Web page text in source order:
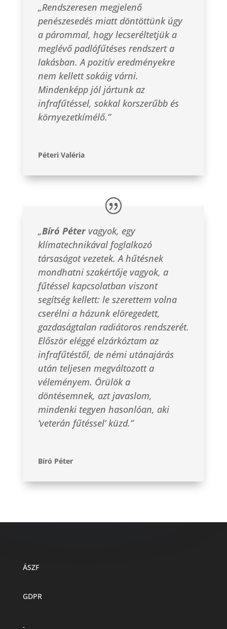
„Rendszeresen megjelenő
penészesedés miatt döntöttünk úgy
a párommal, hogy lecseréltetjük a
meglévő padlófűtéses rendszert a
lakásban. A pozitív eredményekre
nem kellett sokáig várni.
Mindenképp jól jártunk az
infrafűtéssel, sokkal korszerűbb és
környezetkímélő.”
Péteri Valéria
„Bíró Pétervagyok, egy
klímatechnikával foglalkozó
társaságot vezetek. A hűtésnek
mondhatni szakértője vagyok, a
fűtéssel kapcsolatban viszont
segítség kellett: le szerettem volna
cserélni a házunk elöregedett,
gazdaságtalan radiátoros rendszerét.
Először eléggé elzárkóztam az
infrafűtéstől, de némi utánajárás
után teljesen megváltozott a
véleményem. Örülök a
döntésemnek, azt javaslom,
mindenki tegyen hasonlóan, aki
’veterán fűtéssel’ küzd.”
Bíró Péter
ÁSZF
GDPR
.